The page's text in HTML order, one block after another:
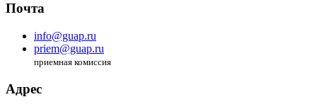
Почта
info@guap.ru
priem@guap.ru
приемная комиссия
Адрес